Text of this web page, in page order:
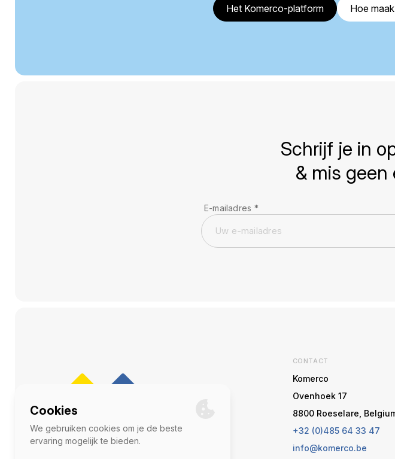
Het Komerco-platform Hoe
Schrijf je in
& mis geen
E-mailadres *
CONTACT
Komerco
Ovenhoek 17
8800 Roeselare,
+32 (0)485 64 33 47
info@komerco.be